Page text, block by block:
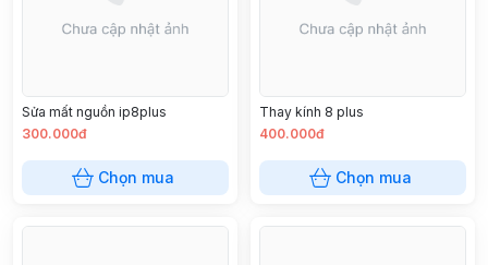
Sửa mất nguồn ip8plus
300.000đ
Chọn mua
Thay kính 8 plus
400.000đ
Chọn mua